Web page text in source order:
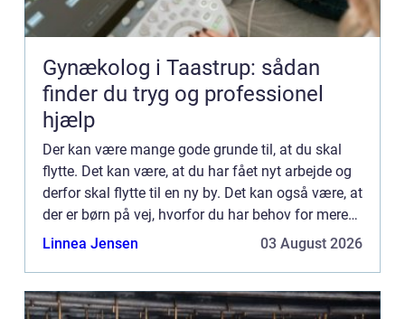
Gynækolog i Taastrup: sådan
finder du tryg og professionel
hjælp
Der kan være mange gode grunde til, at du skal
flytte. Det kan være, at du har fået nyt arbejde og
derfor skal flytte til en ny by. Det kan også være, at
der er børn på vej, hvorfor du har behov for mere
plads. Hvis du endelig har fundet din drømmebo...
Linnea Jensen 03 August 2026